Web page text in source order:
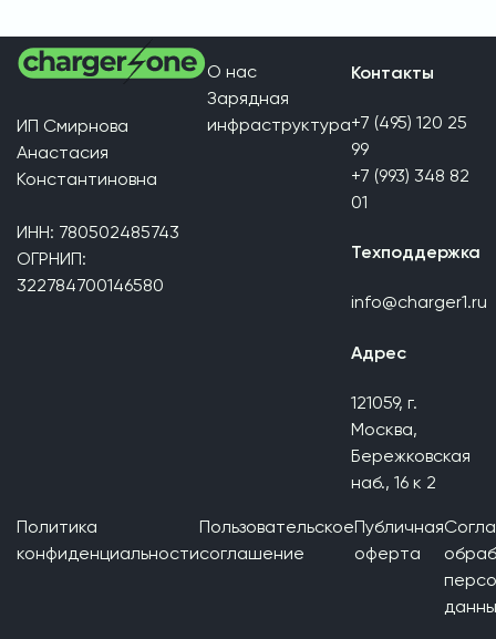
ИП Смирнова
Анастасия
Константиновна
ИНН: 780502485743
ОГРНИП:
322784700146580
О нас
Зарядная
инфраструктура
Контакты
+7 (495) 120 25
99
+7 (993) 348 82
01
Техподдержка
info@charger1.ru
Адрес
121059, г.
Москва,
Бережковская
наб., 16 к 2
Политика
конфиденциальности
Пользовательское
соглашение
Публичная
оферта